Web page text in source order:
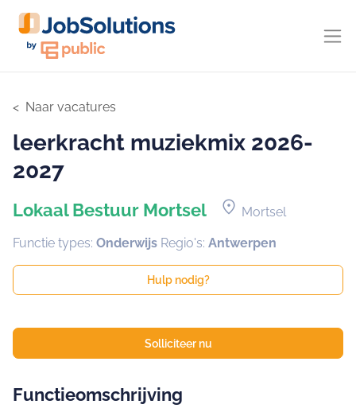
Naar vacatures
leerkracht muziekmix 2026-
2027
Lokaal Bestuur Mortsel location_on Mortsel
Functie types: Onderwijs Regio's: Antwerpen
Hulp nodig?
Solliciteer nu
Functieomschrijving